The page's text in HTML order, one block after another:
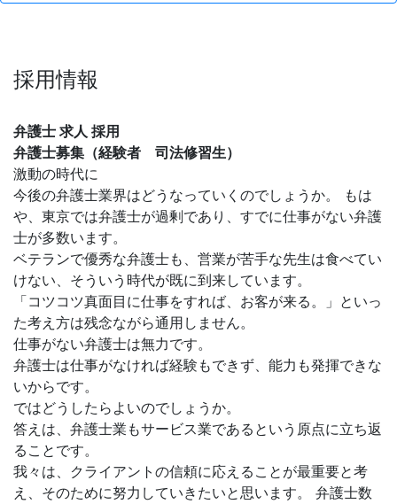
採用情報
弁護士 求人 採用
弁護士募集（経験者 司法修習生）
激動の時代に
今後の弁護士業界はどうなっていくのでしょうか。 もは
や、東京では弁護士が過剰であり、すでに仕事がない弁護
士が多数います。
ベテランで優秀な弁護士も、営業が苦手な先生は食べてい
けない、そういう時代が既に到来しています。
「コツコツ真面目に仕事をすれば、お客が来る。」といっ
た考え方は残念ながら通用しません。
仕事がない弁護士は無力です。
弁護士は仕事がなければ経験もできず、能力も発揮できな
いからです。
ではどうしたらよいのでしょうか。
答えは、弁護士業もサービス業であるという原点に立ち返
ることです。
我々は、クライアントの信頼に応えることが最重要と考
え、そのために努力していきたいと思います。 弁護士数